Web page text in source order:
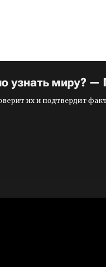
узнать миру? —
их и подтвердит